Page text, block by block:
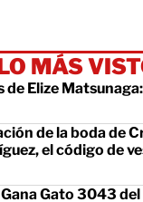
MÁS
Elize
de la boda de
el código de
Gato 3043 del